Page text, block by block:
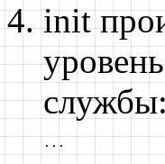
init
...